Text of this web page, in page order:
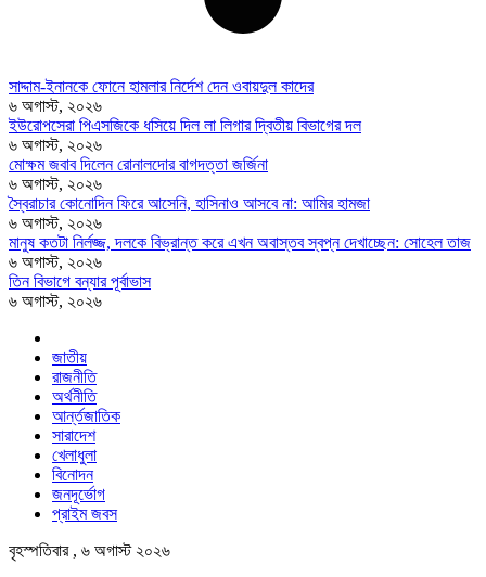
সাদ্দাম-ইনানকে ফোনে হামলার নির্দেশ দেন ওবায়দুল কাদের
৬ অগাস্ট, ২০২৬
ইউরোপসেরা পিএসজিকে ধসিয়ে দিল লা লিগার দ্বিতীয় বিভাগের দল
৬ অগাস্ট, ২০২৬
মোক্ষম জবাব দিলেন রোনালদোর বাগদত্তা জর্জিনা
৬ অগাস্ট, ২০২৬
স্বৈরাচার কোনোদিন ফিরে আসেনি, হাসিনাও আসবে না: আমির হামজা
৬ অগাস্ট, ২০২৬
মানুষ কতটা নির্লজ্জ, দলকে বিভ্রান্ত করে এখন অবাস্তব স্বপ্ন দেখাচ্ছেন: সোহেল তাজ
৬ অগাস্ট, ২০২৬
তিন বিভাগে বন্যার পূর্বাভাস
৬ অগাস্ট, ২০২৬
জাতীয়
রাজনীতি
অর্থনীতি
আর্ন্তজাতিক
সারাদেশ
খেলাধুলা
বিনোদন
জনদূর্ভোগ
প্রাইম জবস
বৃহস্পতিবার , ৬ অগাস্ট ২০২৬